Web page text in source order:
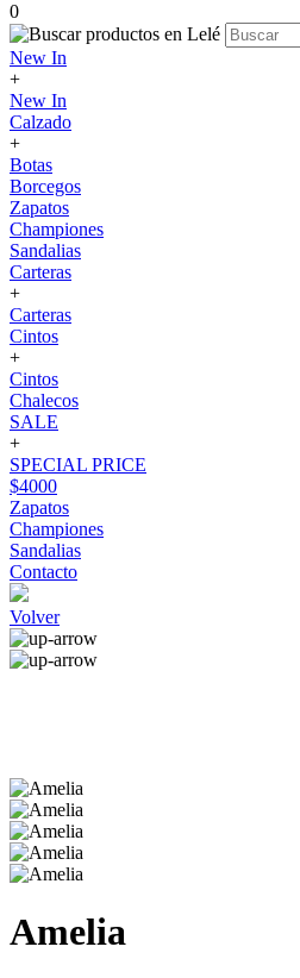
0
New In
+
New In
Calzado
+
Botas
Borcegos
Zapatos
Championes
Sandalias
Carteras
+
Carteras
Cintos
+
Cintos
Chalecos
SALE
+
SPECIAL PRICE
$4000
Zapatos
Championes
Sandalias
Contacto
Volver
Amelia